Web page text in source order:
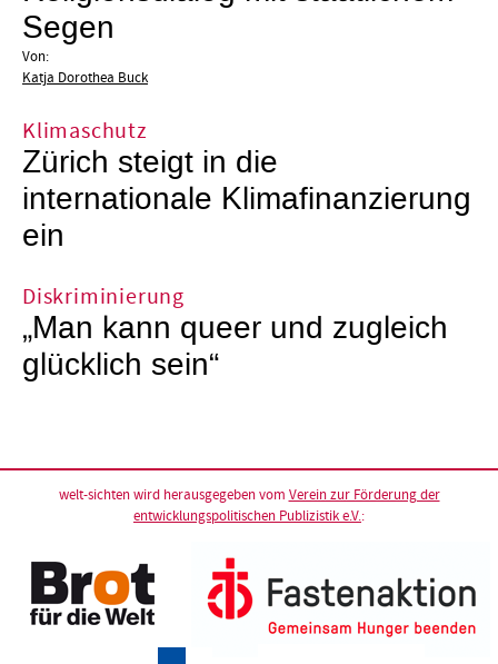
Segen
Von:
Katja Dorothea Buck
Klimaschutz
Zürich steigt in die
internationale Klimafinanzierung
ein
Diskriminierung
„Man kann queer und zugleich
glücklich sein“
welt-sichten wird herausgegeben vom Verein zur Förderung der
entwicklungspolitischen Publizistik e.V.: